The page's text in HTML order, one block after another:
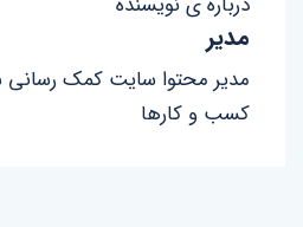
مدیر
مدیر محتوا سایت کمک رسانی
کسب و کارها